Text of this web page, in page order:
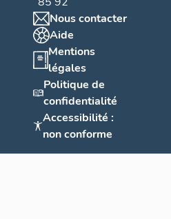
Nous contacter
Aide
Mentions
légales
Politique de
confidentialité
Accessibilité :
non conforme